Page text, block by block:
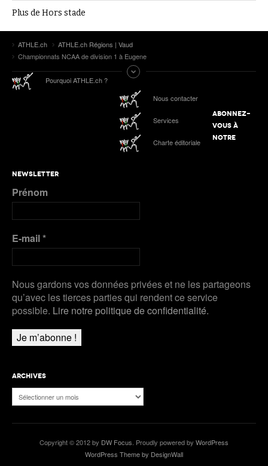
Plus de Hors stade
ATHLE.ch
ATHLE.ch Régions | Vaud
Championnats NCAA de division 1 à Eugene
Pourquoi ATHLE.ch ?
Nous contacter
Services
Charte éditoriale
ABONNEZ-
VOUS À
NOTRE
NEWSLETTER
Prénom
E-mail*
Nous gardons vos données privées et ne les partageons
qu’avec les tierces parties qui rendent ce service
possible. Lire notre politique de confidentialité.
ARCHIVES
Archives
Copyright © 2012 by DW Focus. Proudly powered by WordPress
WordPress Theme by DesignWall